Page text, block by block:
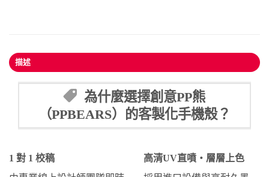
描述
為什麼選擇創意PP熊
（PPBEARS）的客製化手機殼？
1 對 1 校稿
高清UV直噴・層層上色